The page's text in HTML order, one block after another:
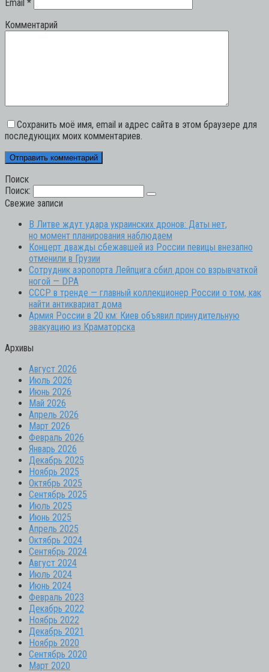
Email *
Комментарий
Сохранить моё имя, email и адрес сайта в этом браузере для
последующих моих комментариев.
Поиск
Поиск:
Свежие записи
В Литве ждут удара украинских дронов: Даты нет,
но момент планирования наблюдаем
Концерт дважды сбежавшей из России певицы внезапно
отменили в Грузии
Сотрудник аэропорта Лейпцига сбил дрон со взрывчаткой
ногой — DPA
СССР в тренде — главный коллекционер России о том, как
найти антиквариат дома
Армия России в 20 км: Киев объявил принудительную
эвакуацию из Краматорска
Архивы
Август 2026
Июль 2026
Июнь 2026
Май 2026
Апрель 2026
Март 2026
Февраль 2026
Январь 2026
Декабрь 2025
Ноябрь 2025
Октябрь 2025
Сентябрь 2025
Июль 2025
Июнь 2025
Апрель 2025
Октябрь 2024
Сентябрь 2024
Август 2024
Июль 2024
Июнь 2024
Февраль 2023
Декабрь 2022
Ноябрь 2022
Декабрь 2021
Ноябрь 2020
Сентябрь 2020
Март 2020